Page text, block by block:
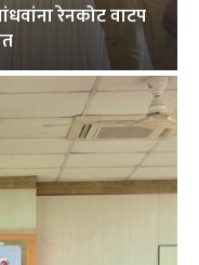
बांधवांना रेनकोट वाटप